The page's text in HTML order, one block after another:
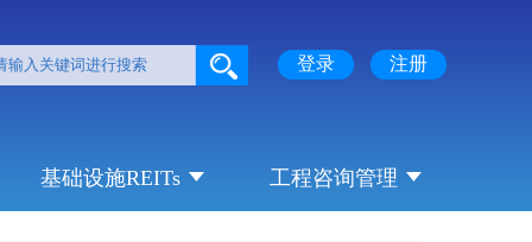
登录 注册
基础设施REITs 工程咨询管理